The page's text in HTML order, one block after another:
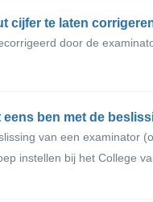
cijfer te laten
door de
van een examinator
instellen bij het College